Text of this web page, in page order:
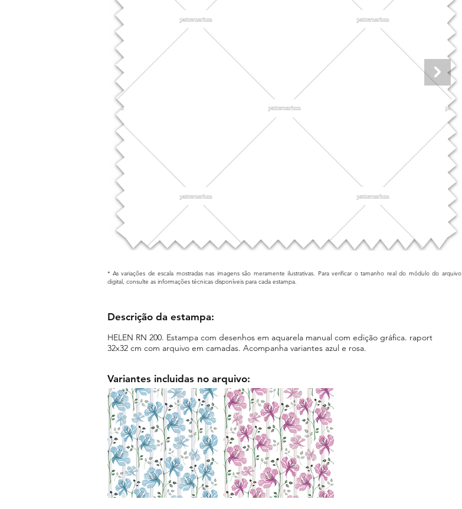
* As variações de escala mostradas nas imagens são meramente ilustrativas. Para verificar o tamanho real do módulo do arquivo
digital, consulte as informações técnicas disponíveis para cada estampa.
Descrição da estampa:
HELEN RN 200. Estampa com desenhos em aquarela manual com edição gráfica. raport
32x32 cm com arquivo em camadas. Acompanha variantes azul e rosa.
Variantes incluidas no arquivo: